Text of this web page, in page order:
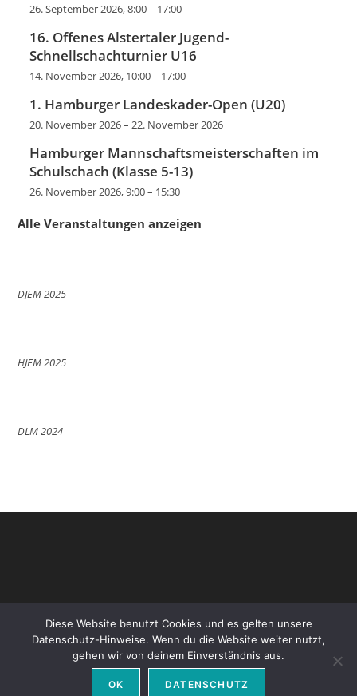
26. September 2026, 8:00– 17:00
16. Offenes Alstertaler Jugend-
Schnellschachturnier U16
14. November 2026, 10:00– 17:00
1. Hamburger Landeskader-Open (U20)
20. November 2026– 22. November 2026
Hamburger Mannschaftsmeisterschaften im
Schulschach (Klasse 5-13)
26. November 2026, 9:00– 15:30
Alle Veranstaltungen anzeigen
DJEM 2025
HJEM 2025
DLM 2024
Datenschutz Impressum
Diese Website benutzt Cookies und es gelten unsere
Datenschutz-Hinweise. Wenn du die Website weiter nutzt,
gehen wir von deinem Einverständnis aus.
OK DATENSCHUTZ